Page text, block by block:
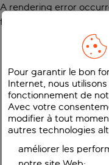
A rendering error
function
Pour garantir le bon
Internet, nous
fonctionnement de
Avec votre
modifier à tout
autres technologies
améliorer les